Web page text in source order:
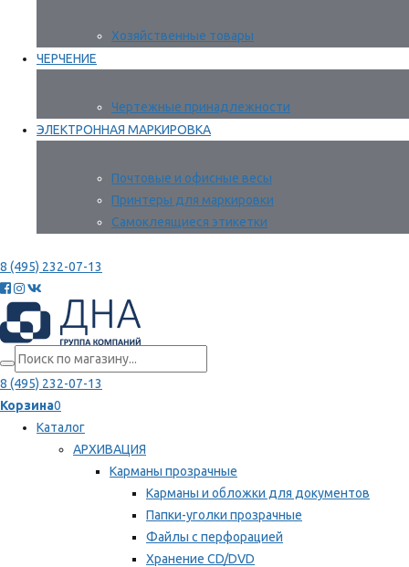
Хозяйственные товары
ЧЕРЧЕНИЕ
Чертежные принадлежности
ЭЛЕКТРОННАЯ МАРКИРОВКА
Почтовые и офисные весы
Принтеры для маркировки
Самоклеящиеся этикетки
8 (495) 232-07-13
8 (495) 232-07-13
Корзина0
Каталог
АРХИВАЦИЯ
Карманы прозрачные
Карманы и обложки для документов
Папки-уголки прозрачные
Файлы с перфорацией
Хранение CD/DVD